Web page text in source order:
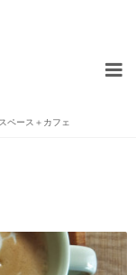
ペース＋カフェ